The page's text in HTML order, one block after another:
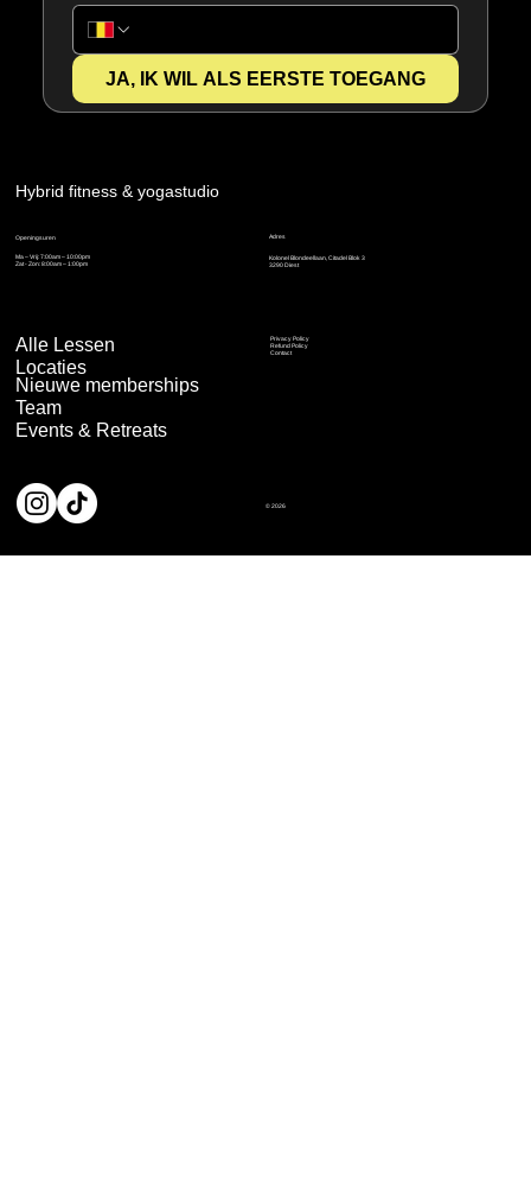
JA, IK WIL ALS EERSTE TOEGANG
Hybrid fitness & yogastudio
Openingsuren
Ma – Vrij: 7:00am – 10:00pm
Zat - Zon: 8:00am – 1:00pm
Adres
Kolonel Blondeellaan, Citadel Blok 3
3290 Diest
Alle Lessen
Locaties
Nieuwe memberships
Team
Events & Retreats
Privacy Policy
Refund Policy
Contact
© 2026